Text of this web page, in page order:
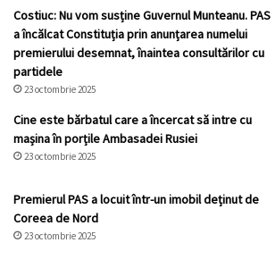
Costiuc: Nu vom susține Guvernul Munteanu. PAS
a încălcat Constituția prin anunțarea numelui
premierului desemnat, înaintea consultărilor cu
partidele
23 octombrie 2025
Cine este bărbatul care a încercat să intre cu
mașina în porțile Ambasadei Rusiei
23 octombrie 2025
Premierul PAS a locuit într-un imobil deținut de
Coreea de Nord
23 octombrie 2025